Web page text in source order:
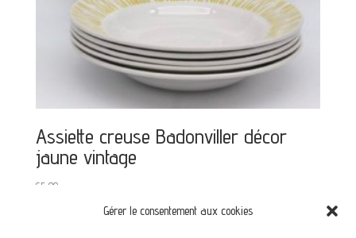
Gérer le consentement aux cookies
Assiette creuse Badonviller décor
jaune vintage
€5,00